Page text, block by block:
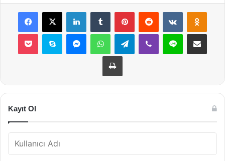
Facebook
X LinkedInTumblr PinterestReddit VKontakte
Pocket Skype MessengerWhatsAppTelegramViber Line E-Posta ile
Yazdır
Kayıt Ol